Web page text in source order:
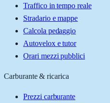
Traffico in tempo reale
Stradario e mappe
Calcola pedaggio
Autovelox e tutor
Orari mezzi pubblici
Carburante & ricarica
Prezzi carburante